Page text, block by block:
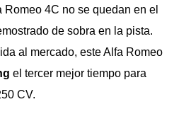
Romeo 4C no se quedan en el
de sobra en la pista.
al mercado, este Alfa Romeo
el tercer mejor tiempo para
CV.